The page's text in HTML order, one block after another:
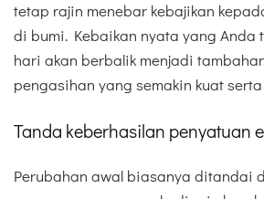
tetap rajin menebar kebajikan
di bumi. Kebaikan nyata yang Anda
hari akan berbalik menjadi
pengasihan yang semakin kuat
Tanda keberhasilan penyatuan
Perubahan awal biasanya ditandai